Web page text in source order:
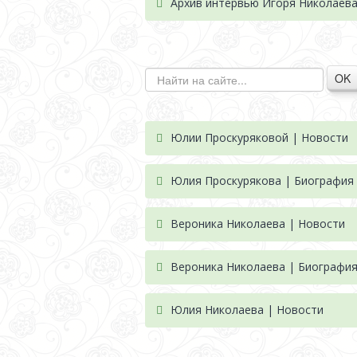
OK
Юлии Проскуряковой | Новости
Юлия Проскурякова | Биография
Вероника Николаева | Новости
Вероника Николаева | Биография
Юлия Николаева | Новости